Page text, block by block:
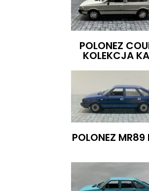
POLONEZ
KOLEKCJA
POLONEZ MR89